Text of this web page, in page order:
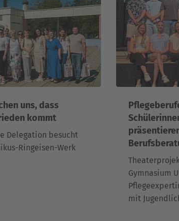
uns, dass
kommt
Delegation besucht
Ringeisen-Werk
Gymnasium
mit